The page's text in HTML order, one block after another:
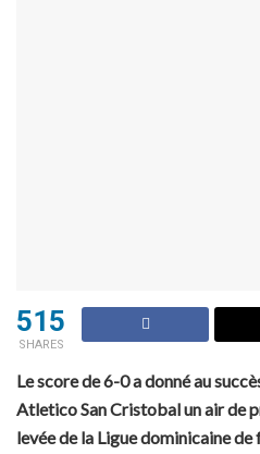
515
SHARES
Le score de 6-0 a donné au
Atletico San Cristobal un air de
levée de la Ligue dominicaine